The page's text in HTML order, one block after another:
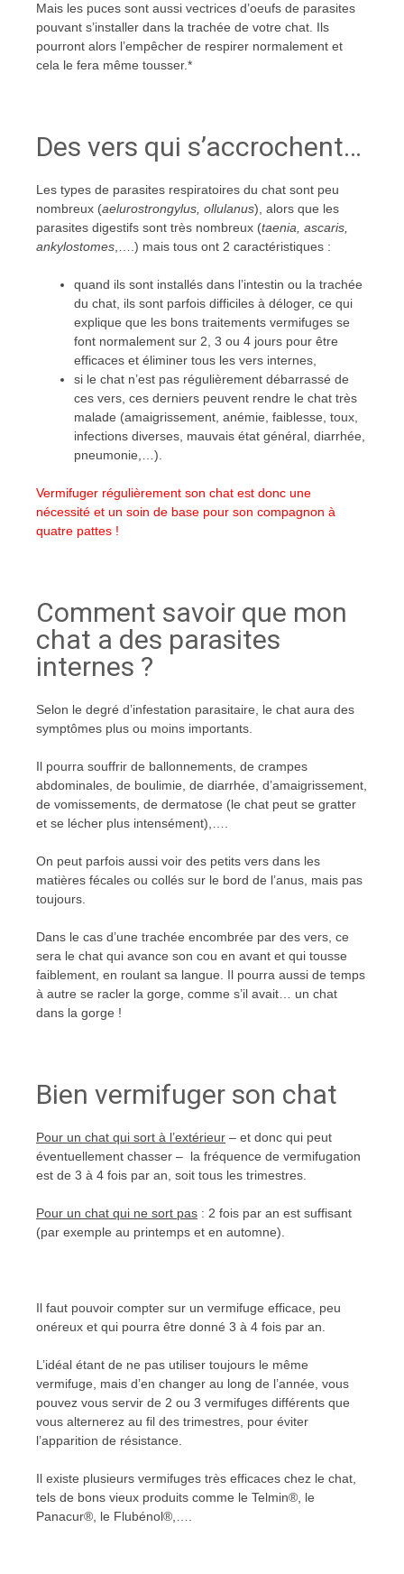
Mais les puces sont aussi vectrices d’oeufs de parasites
pouvant s’installer dans la trachée de votre chat. Ils
pourront alors l’empêcher de respirer normalement et
cela le fera même tousser.*
Des vers qui s’accrochent…
Les types de parasites respiratoires du chat sont peu
nombreux (aelurostrongylus, ollulanus), alors que les
parasites digestifs sont très nombreux (taenia, ascaris,
ankylostomes ,….) mais tous ont 2 caractéristiques :
quand ils sont installés dans l’intestin ou la trachée
du chat, ils sont parfois difficiles à déloger, ce qui
explique que les bons traitements vermifuges se
font normalement sur 2, 3 ou 4 jours pour être
efficaces et éliminer tous les vers internes,
si le chat n’est pas régulièrement débarrassé de
ces vers, ces derniers peuvent rendre le chat très
malade (amaigrissement, anémie, faiblesse, toux,
infections diverses, mauvais état général, diarrhée,
pneumonie,…).
Vermifuger régulièrement son chat est donc une
nécessité et un soin de base pour son compagnon à
quatre pattes !
Comment savoir que mon
chat a des parasites
internes ?
Selon le degré d’infestation parasitaire, le chat aura des
symptômes plus ou moins importants.
Il pourra souffrir de ballonnements, de crampes
abdominales, de boulimie, de diarrhée, d’amaigrissement,
de vomissements, de dermatose (le chat peut se gratter
et se lécher plus intensément),….
On peut parfois aussi voir des petits vers dans les
matières fécales ou collés sur le bord de l’anus, mais pas
toujours.
Dans le cas d’une trachée encombrée par des vers, ce
sera le chat qui avance son cou en avant et qui tousse
faiblement, en roulant sa langue. Il pourra aussi de temps
à autre se racler la gorge, comme s’il avait… un chat
dans la gorge !
Bien vermifuger son chat
Pour un chat qui sort à l’extérieur – et donc qui peut
éventuellement chasser – la fréquence de vermifugation
est de 3 à 4 fois par an, soit tous les trimestres.
Pour un chat qui ne sort pas : 2 fois par an est suffisant
(par exemple au printemps et en automne).
Il faut pouvoir compter sur un vermifuge efficace, peu
onéreux et qui pourra être donné 3 à 4 fois par an.
L’idéal étant de ne pas utiliser toujours le même
vermifuge, mais d’en changer au long de l’année, vous
pouvez vous servir de 2 ou 3 vermifuges différents que
vous alternerez au fil des trimestres, pour éviter
l’apparition de résistance.
Il existe plusieurs vermifuges très efficaces chez le chat,
tels de bons vieux produits comme le Telmin®, le
Panacur®, le Flubénol®,….